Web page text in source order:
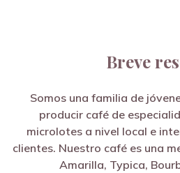
Breve
Somos una familia de
producir café de
microlotes a nivel local e
clientes. Nuestro café es una
Amarilla, Typica,